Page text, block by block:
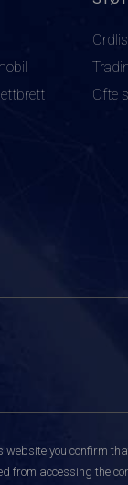
Ofte
website you confirm
from accessing the